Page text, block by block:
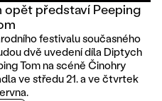
opět představí Peeping
festivalu současného
dvě uvedení díla Diptych
Tom na scéně Činohry
ve středu 21. a ve čtvrtek